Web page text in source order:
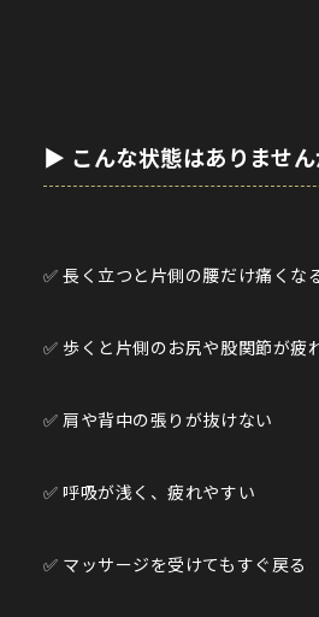
▶︎ こんな状態はありません
✅ 長く立つと片側の腰だけ痛くな
✅ 歩くと片側のお尻や股関節が疲
✅ 肩や背中の張りが抜けない
✅ 呼吸が浅く、疲れやすい
✅ マッサージを受けてもすぐ戻る